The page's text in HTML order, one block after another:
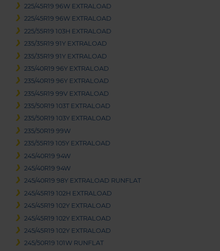
225/45R19 96W EXTRALOAD
225/45R19 96W EXTRALOAD
225/55R19 103H EXTRALOAD
235/35R19 91Y EXTRALOAD
235/35R19 91Y EXTRALOAD
235/40R19 96Y EXTRALOAD
235/40R19 96Y EXTRALOAD
235/45R19 99V EXTRALOAD
235/50R19 103T EXTRALOAD
235/50R19 103Y EXTRALOAD
235/50R19 99W
235/55R19 105Y EXTRALOAD
245/40R19 94W
245/40R19 94W
245/40R19 98Y EXTRALOAD RUNFLAT
245/45R19 102H EXTRALOAD
245/45R19 102Y EXTRALOAD
245/45R19 102Y EXTRALOAD
245/45R19 102Y EXTRALOAD
245/50R19 101W RUNFLAT